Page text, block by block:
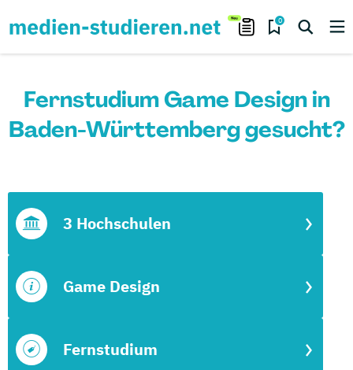
0
Fernstudium Game Design in
Baden-Württemberg gesucht?
Fernstudium
Game Design
3 Hochschulen